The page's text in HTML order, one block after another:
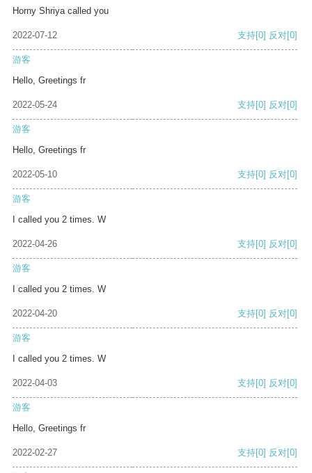
Horny Shriya called you
2022-07-12 支持[0] 反对[0]
游客
Hello, Greetings fr
2022-05-24 支持[0] 反对[0]
游客
Hello, Greetings fr
2022-05-10 支持[0] 反对[0]
游客
I called you 2 times. W
2022-04-26 支持[0] 反对[0]
游客
I called you 2 times. W
2022-04-20 支持[0] 反对[0]
游客
I called you 2 times. W
2022-04-03 支持[0] 反对[0]
游客
Hello, Greetings fr
2022-02-27 支持[0] 反对[0]